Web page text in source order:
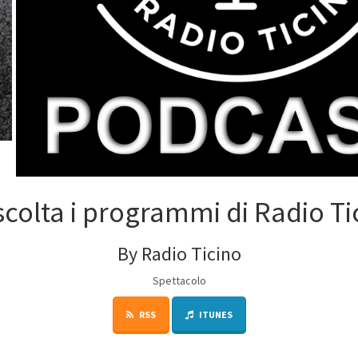
i programmi di Radio
By Radio Ticino
Spettacolo
RSS ITUNES